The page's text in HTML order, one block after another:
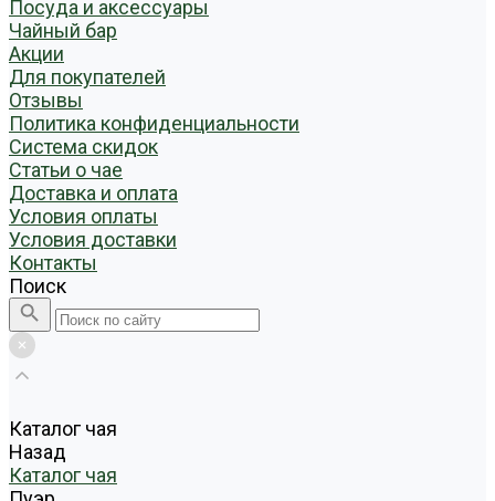
Посуда и аксессуары
Чайный бар
Акции
Для покупателей
Отзывы
Политика конфиденциальности
Система скидок
Статьи о чае
Доставка и оплата
Условия оплаты
Условия доставки
Контакты
Поиск
Каталог чая
Назад
Каталог чая